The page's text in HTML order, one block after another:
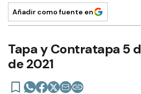
Añadir como fuente en
Tapa y Contratapa 5
de 2021